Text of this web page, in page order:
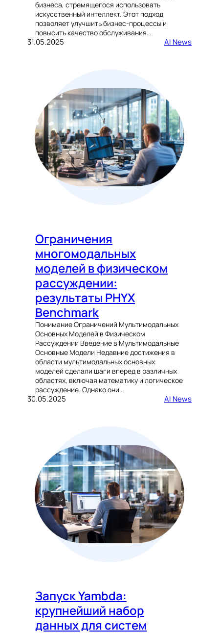
бизнеса, стремящегося использовать
искусственный интеллект. Этот подход
позволяет улучшить бизнес-процессы и
повысить качество обслуживания…
31.05.2025 AI News
Ограничения
многомодальных
моделей в физическом
рассуждении:
результаты PHYX
Benchmark
Понимание Ограничений Мультимодальных
Основных Моделей в Физическом
Рассуждении Введение в Мультимодальные
Основные Модели Недавние достижения в
области мультимодальных основных
моделей сделали шаги вперед в различных
областях, включая математику и логическое
рассуждение. Однако они…
30.05.2025 AI News
Запуск Yambda:
крупнейший набор
данных для систем